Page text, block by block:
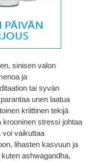
sinisen valon
ja
tai syvän
unen laatua
kriittinen tekijä
stressi johtaa
voi vaikuttaa
lihasten kasvuun ja
ashwagandha,